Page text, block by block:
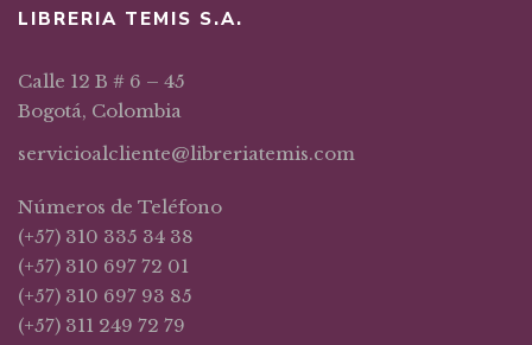
LIBRERIA TEMIS S.A.
Calle 12 B # 6 – 45
Bogotá, Colombia
servicioalcliente@libreriatemis.com
Números de Teléfono
(+57) 310 335 34 38
(+57) 310 697 72 01
(+57) 310 697 93 85
(+57) 311 249 72 79